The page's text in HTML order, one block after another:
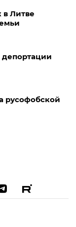
Литве
русофобской